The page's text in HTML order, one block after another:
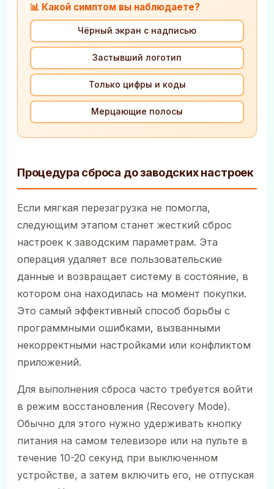
📊 Какой симптом вы наблюдаете?
Чёрный экран с надписью
Застывший логотип
Только цифры и коды
Мерцающие полосы
Процедура сброса до заводских настроек
Если мягкая перезагрузка не помогла,
следующим этапом станет жесткий сброс
настроек к заводским параметрам. Эта
операция удаляет все пользовательские
данные и возвращает систему в состояние, в
котором она находилась на момент покупки.
Это самый эффективный способ борьбы с
программными ошибками, вызванными
некорректными настройками или конфликтом
приложений.
Для выполнения сброса часто требуется войти
в режим восстановления (Recovery Mode).
Обычно для этого нужно удерживать кнопку
питания на самом телевизоре или на пульте в
течение 10-20 секунд при выключенном
устройстве, а затем включить его, не отпуская